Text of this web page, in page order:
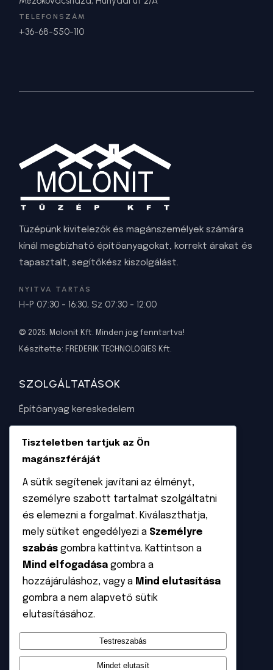
TELEFONSZÁM
+36-68-550-110
Tüzépünk kivitelezők és magánszemélyek számára
kínál megbízható építőanyagokat, korrekt árakat és
tapasztalt, segítőkész kiszolgálást.
NYITVA TARTÁS
H-P 07:30 - 16:30, Sz 07:30 - 12:00
© 2025. Molonit Kft. Minden jog fenntartva!
Készítette: FREDERIK TECHNOLOGIES Kft
SZOLGÁLTATÁSOK
Építőanyag kereskedelem
Napelem tervezése és kivitelezése
Napkollektorok tervezése és kivietelezése
Garázskapu felmérése és beszerelése
INFORMÁCIÓ
ÁSZF
Adatvédelem
Rólunk
Kapcsolat
Tiszteletben tartjuk az Ön
magánszféráját
A sütik segítenek javítani az élményt,
személyre szabott tartalmat szolgáltatni
és elemezni a forgalmat. Kiválaszthatja,
mely sütiket engedélyezi a Személyre
szabás gombra kattintva. Kattintson a
Mind elfogadása gombra a
hozzájáruláshoz, vagy a Mind elutasítása
gombra a nem alapvető sütik
elutasításához.
Testreszabás
Mindet elutasít